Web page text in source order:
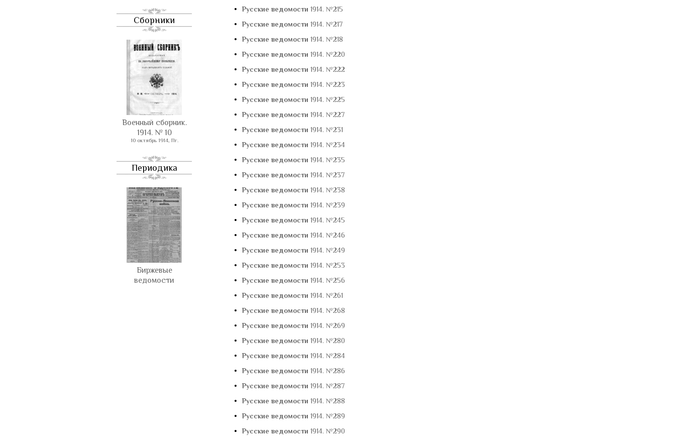
Сборники
Военный сборник.
1914. № 10
10 октябрь 1914, Пг.
Периодика
Биржевые
ведомости
•
Русские ведомости 1914. №215
•
Русские ведомости 1914. №217
•
Русские ведомости 1914. №218
•
Русские ведомости 1914. №220
•
Русские ведомости 1914. №222
•
Русские ведомости 1914. №223
•
Русские ведомости 1914. №225
•
Русские ведомости 1914. №227
•
Русские ведомости 1914. №231
•
Русские ведомости 1914. №234
•
Русские ведомости 1914. №235
•
Русские ведомости 1914. №237
•
Русские ведомости 1914. №238
•
Русские ведомости 1914. №239
•
Русские ведомости 1914. №245
•
Русские ведомости 1914. №246
•
Русские ведомости 1914. №249
•
Русские ведомости 1914. №253
•
Русские ведомости 1914. №256
•
Русские ведомости 1914. №261
•
Русские ведомости 1914. №268
•
Русские ведомости 1914. №269
•
Русские ведомости 1914. №280
•
Русские ведомости 1914. №284
•
Русские ведомости 1914. №286
•
Русские ведомости 1914. №287
•
Русские ведомости 1914. №288
•
Русские ведомости 1914. №289
•
Русские ведомости 1914. №290